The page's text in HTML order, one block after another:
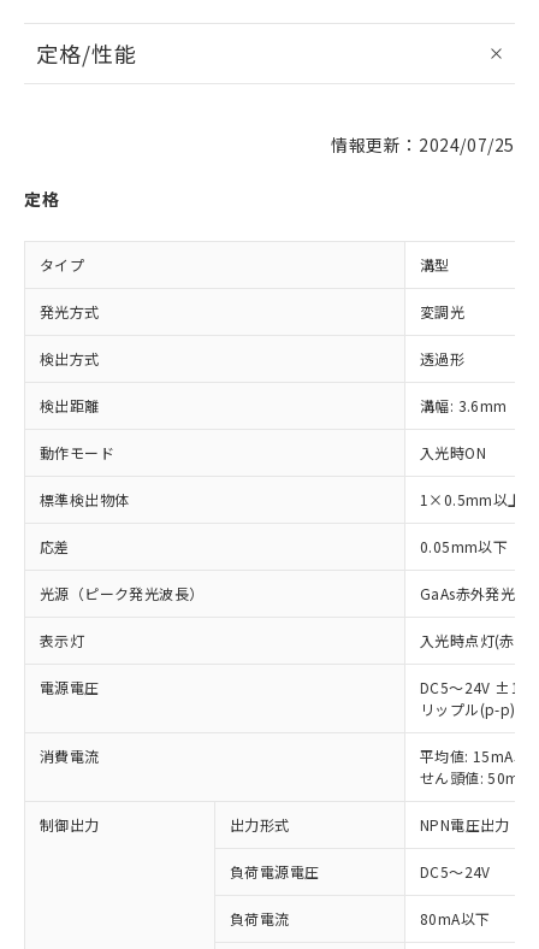
定格/性能
情報更新：2024/07/25
定格
タイプ 溝型
発光方式 変調光
検出方式 透過形
検出距離 溝幅: 3.6mm
動作モード 入光時ON
標準検出物体 1×0.5mm以上の
応差 0.05mm以下
光源（ピーク発光波長） GaAs赤外発光ダ
表示灯 入光時点灯(赤色)
電源電圧
DC5～24V
リップル(p-p)
消費電流
平均値: 15mA以
せん頭値: 50mA
制御出力 出力形式 NPN電圧出力
負荷電源電圧 DC5～24V
負荷電流 80mA以下
ご利用条件
以下の条件をお読みいただき、同意のうえ
対応済み：EU RoHS指令（10物質）の
す。
対応予定：EU RoHS指令（10物質）の非含
有に対応した製品に切り替える予定のある
対応予定なし：EU RoHS指令（10物質）の